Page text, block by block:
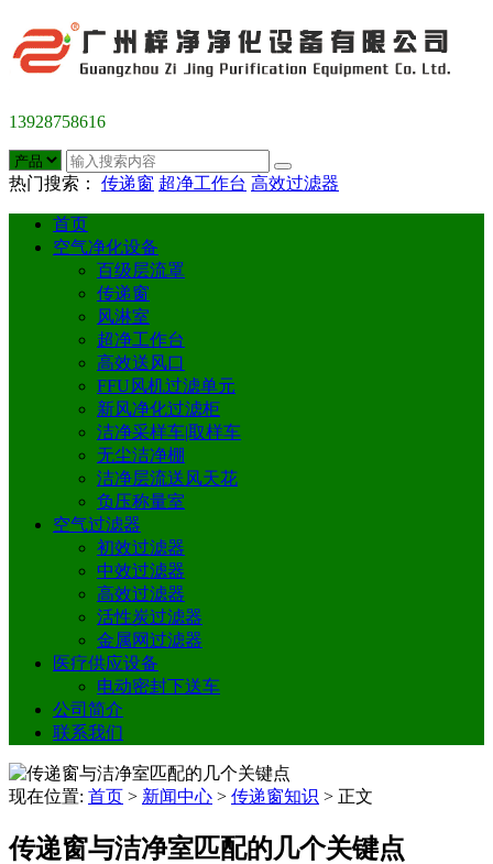
13928758616
热门搜索： 传递窗 超净工作台 高效过滤器
首页
空气净化设备
百级层流罩
传递窗
风淋室
超净工作台
高效送风口
FFU风机过滤单元
新风净化过滤柜
洁净采样车|取样车
无尘洁净棚
洁净层流送风天花
负压称量室
空气过滤器
初效过滤器
中效过滤器
高效过滤器
活性炭过滤器
金属网过滤器
医疗供应设备
电动密封下送车
公司简介
联系我们
现在位置: 首页 > 新闻中心 > 传递窗知识 > 正文
传递窗与洁净室匹配的几个关键点